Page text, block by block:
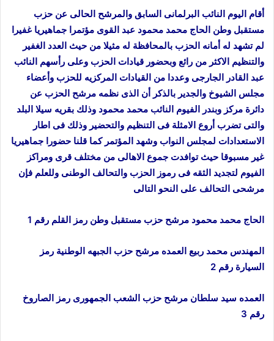
أقام اليوم النائب البرلمانى السابق والمرشح الحالى عن حزب
مستقبل وطن الحاج محمد محمود عبد القوى مؤتمرا جماهيريا غفيرا
لم تشهد له أمانه الحزب بالمحافظة له مثيلا من حيث العدد الغفير
والتنظيم الاكثر من رائع وبحضور قيادات الحزب وعلى رأسهم النائب
عبد القادر الجارجى وعددا من القيادات المركزيه للحزب وأعضاء
مجلس الشيوخ والجدير بالذكر أن الذى نظمه مرشح الحزب عن
دائرة مركز وبندر الفيوم النائب محمد محمود وذلك بقريه سيلا البلد
والتى تضرب أروع الامثلة فى التنظيم والتحضير وذلك فى اطار
الاستعدادات لمجلس النواب وشهد المؤتمر كما قلنا حضورا جماهيريا
غير مسبوقا حيث توافدت جموع الاهالى من مختلف قرى ومراكز
الفيوم لتجديد الثقه فى رموز الحزب والتحالف الوطنى وللعلم فإن
مرشحى التحالف على النحو التالى
الحاج محمد محمود مرشح حزب مستقبل وطن رمز القلم رقم 1
المهندس محمد ربيع العمده مرشح حزب الجبهه الوطنية رمز
السيارة رقم 2
العمده سيد سلطان مرشح حزب الشعب الجمهورى رمز الصاروخ
رقم 3